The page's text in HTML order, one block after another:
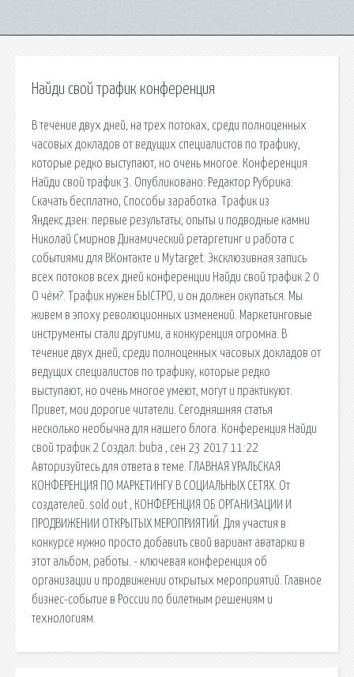
Найди свой трафик конференция
В течение двух дней, на трех потоках, среди полноценных
часовых докладов от ведущих специалистов по трафику,
которые редко выступают, но очень многое. Конференция
Найди свой трафик 3. Опубликовано: Редактор Рубрика:
Скачать бесплатно, Способы заработка. Трафик из
Яндекс.дзен: первые результаты, опыты и подводные камни
Николай Смирнов Динамический ретаргетинг и работа с
событиями для ВКонтакте и Mytarget. Эксклюзивная запись
всех потоков всех дней конференции Найди свой трафик 2 0
О чём?. Трафик нужен БЫСТРО, и он должен окупаться. Мы
живем в эпоху революционных изменений. Маркетинговые
инструменты стали другими, а конкуренция огромна. В
течение двух дней, среди полноценных часовых докладов от
ведущих специалистов по трафику, которые редко
выступают, но очень многое умеют, могут и практикуют.
Привет, мои дорогие читатели. Сегодняшняя статья
несколько необычна для нашего блога. Конференция Найди
свой трафик 2 Создал: buba , сен 23 2017 11:22
Авторизуйтесь для ответа в теме. ГЛАВНАЯ УРАЛЬСКАЯ
КОНФЕРЕНЦИЯ ПО МАРКЕТИНГУ В СОЦИАЛЬНЫХ СЕТЯХ. От
создателей. sold out , КОНФЕРЕНЦИЯ ОБ ОРГАНИЗАЦИИ И
ПРОДВИЖЕНИИ ОТКРЫТЫХ МЕРОПРИЯТИЙ. Для участия в
конкурсе нужно просто добавить свой вариант аватарки в
этот альбом, работы. - ключевая конференция об
организации и продвижении открытых мероприятий. Главное
бизнес-событие в России по билетным решениям и
технологиям.